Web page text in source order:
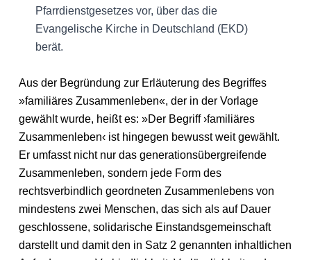
Pfarrdienstgesetzes vor, über das die
Evangelische Kirche in Deutschland (EKD)
berät.
Aus der Begründung zur Erläuterung des Begriffes
»familiäres Zusammenleben«, der in der Vorlage
gewählt wurde, heißt es: »Der Begriff ›familiäres
Zusammenleben‹ ist hingegen bewusst weit gewählt.
Er umfasst nicht nur das generationsübergreifende
Zusammenleben, sondern jede Form des
rechtsverbindlich geordneten Zusammenlebens von
mindestens zwei Menschen, das sich als auf Dauer
geschlossene, solidarische Einstandsgemeinschaft
darstellt und damit den in Satz 2 genannten inhaltlichen